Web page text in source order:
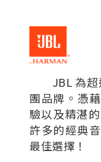
JBL 為超
團品牌。憑
驗以及精湛
許多的經典
最佳選擇！